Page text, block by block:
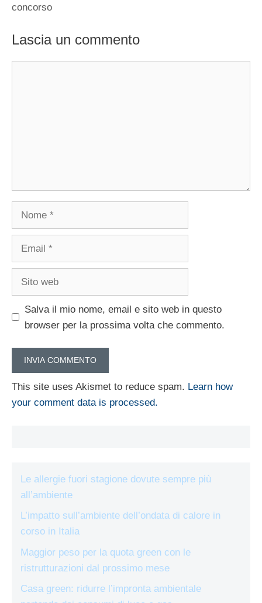
concorso
Lascia un commento
Salva il mio nome, email e sito web in questo
browser per la prossima volta che commento.
This site uses Akismet to reduce spam. Learn how
your comment data is processed.
Le allergie fuori stagione dovute sempre più
all’ambiente
L’impatto sull’ambiente dell’ondata di calore in
corso in Italia
Maggior peso per la quota green con le
ristrutturazioni dal prossimo mese
Casa green: ridurre l’impronta ambientale